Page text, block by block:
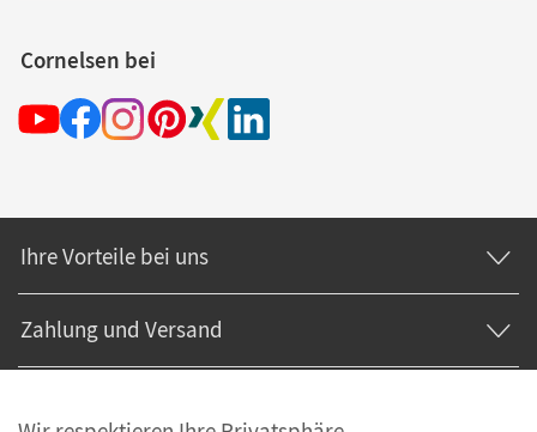
Cornelsen bei
Ihre Vorteile bei uns
Zahlung und Versand